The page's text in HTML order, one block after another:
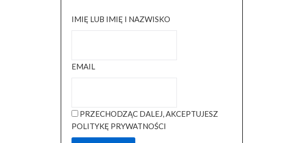
IMIĘ LUB IMIĘ I NAZWISKO
EMAIL
PRZECHODZĄC DALEJ, AKCEPTUJESZ
POLITYKĘ PRYWATNOŚCI